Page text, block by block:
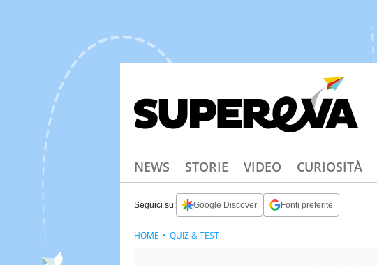
NEWS STORIE VIDEO CURIOSITÀ
Seguici su: Google Discover Fonti preferite
HOME QUIZ & TEST